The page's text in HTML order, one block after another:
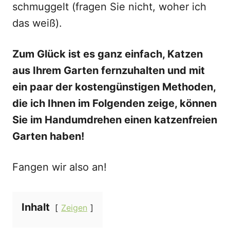
schmuggelt (fragen Sie nicht, woher ich
das weiß).
Zum Glück ist es ganz einfach, Katzen
aus Ihrem Garten fernzuhalten und mit
ein paar der kostengünstigen Methoden,
die ich Ihnen im Folgenden zeige, können
Sie im Handumdrehen einen katzenfreien
Garten haben!
Fangen wir also an!
Inhalt Zeigen